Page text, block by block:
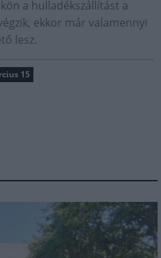
a hulladékszállítást a
ekkor már valamennyi
lesz.
15